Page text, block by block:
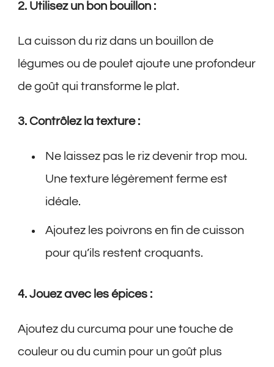
2. Utilisez un bon bouillon :
La cuisson du riz dans un bouillon de
légumes ou de poulet ajoute une profondeur
de goût qui transforme le plat.
3. Contrôlez la texture :
Ne laissez pas le riz devenir trop mou.
Une texture légèrement ferme est
idéale.
Ajoutez les poivrons en fin de cuisson
pour qu’ils restent croquants.
4. Jouez avec les épices :
Ajoutez du curcuma pour une touche de
couleur ou du cumin pour un goût plus